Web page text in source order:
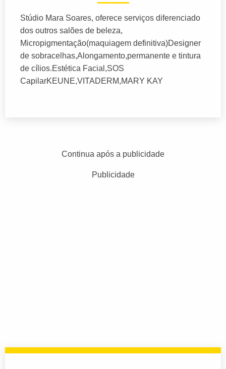
Stúdio Mara Soares, oferece serviços diferenciado
dos outros salões de beleza,
Micropigmentação(maquiagem definitiva)Designer
de sobracelhas,Alongamento,permanente e tintura
de cílios.Estética Facial,SOS
CapilarKEUNE,VITADERM,MARY KAY
Continua após a publicidade
Publicidade